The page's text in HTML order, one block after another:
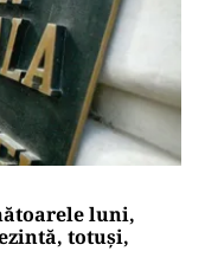
luni,
totuși,